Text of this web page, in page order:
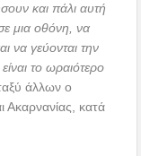
και πάλι αυτή
μια οθόνη, να
να γεύονται την
το ωραιότερο
άλλων ο
Ακαρνανίας, κατά